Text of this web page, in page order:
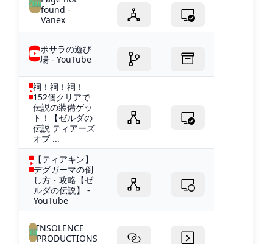
found -
Vanex
ポサラの遊び
場 - YouTube
祠！祠！祠！
152個クリアで
伝説の装備ゲッ
ト！【ゼルダの
伝説 ティアーズ
オブ ...
【ティアキン】
デグガーマの倒
し方・攻略【ゼ
ルダの伝説】 -
YouTube
INSOLENCE
PRODUCTIONS